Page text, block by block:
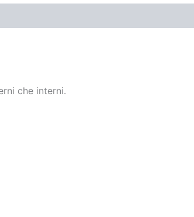
che interni.